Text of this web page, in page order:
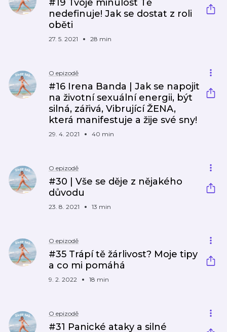
#19 Tvoje minulost Tě
nedefinuje! Jak se dostat z roli
oběti
27. 5. 2021 28 min
O epizodě
#16 Irena Banda | Jak se napojit
na životní sexuální energii, být
silná, zářivá, Vibrující ŽENA,
která manifestuje a žije své sny!
29. 4. 2021 40 min
O epizodě
#30 | Vše se děje z nějakého
důvodu
23. 8. 2021 13 min
O epizodě
#35 Trápí tě žárlivost? Moje tipy
a co mi pomáhá
9. 2. 2022 18 min
O epizodě
#31 Panické ataky a silné